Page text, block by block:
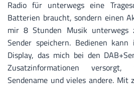
Radio für unterwegs eine
Batterien braucht, sondern einen
mir 8 Stunden Musik
Sender speichern. Bedienen
Display, das mich bei den
Zusatzinformationen
Sendename und vieles andere. Mit